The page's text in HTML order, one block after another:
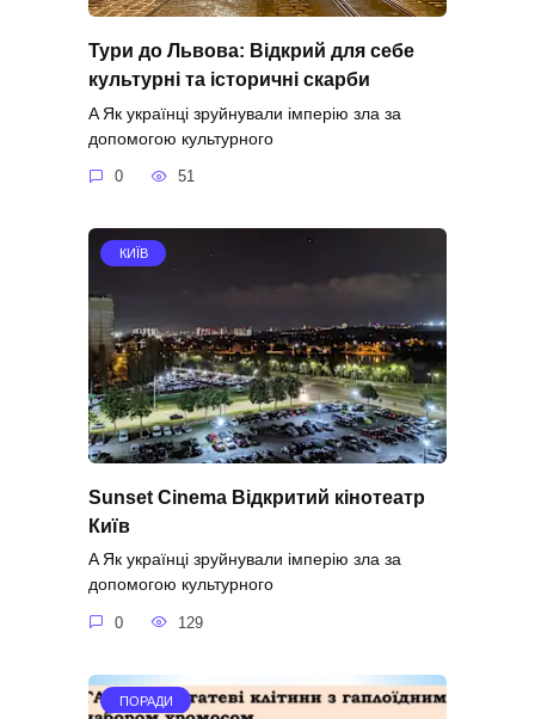
Тури до Львова: Відкрий для себе
культурні та історичні скарби
A Як українці зруйнували імперію зла за
допомогою культурного
0 51
КИЇВ
Sunset Cinema Відкритий кінотеатр
Київ
A Як українці зруйнували імперію зла за
допомогою культурного
0 129
ПОРАДИ